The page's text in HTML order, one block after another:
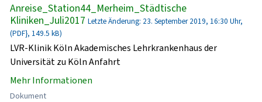
Anreise_Station44_Merheim_Städtische
Kliniken_Juli2017 Letzte Änderung: 23. September 2019, 16:30 Uhr,
(PDF}, 149.5 kB)
LVR-Klinik Köln Akademisches Lehrkrankenhaus der
Universität zu Köln Anfahrt
Mehr Informationen
Dokument